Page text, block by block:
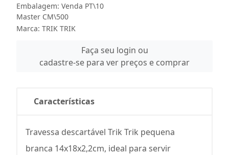
Embalagem: Venda PT\10
Master CM\500
Marca: TRIK TRIK
Faça seu login ou
cadastre-se para ver preços e comprar
Características
Travessa descartável Trik Trik pequena
branca 14x18x2,2cm, ideal para servir